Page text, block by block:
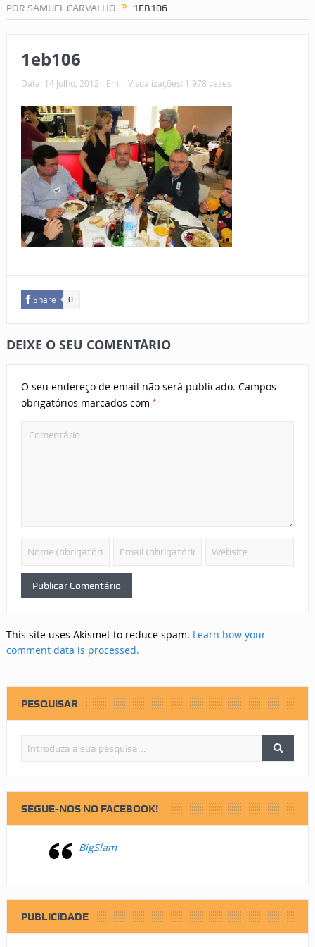
POR SAMUEL CARVALHO
1EB106
1eb106
Data: 14 Julho, 2012 Em: Visualizações: 1.978 vezes
Share 0
DEIXE O SEU COMENTÁRIO
O seu endereço de email não será publicado. Campos
obrigatórios marcados com *
This site uses Akismet to reduce spam. Learn how your
comment data is processed.
PESQUISAR
SEGUE-NOS NO FACEBOOK!
BigSlam
PUBLICIDADE